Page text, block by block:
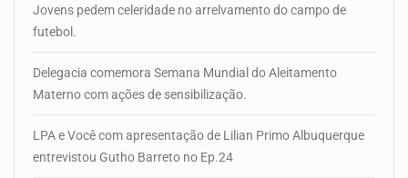
Jovens pedem celeridade no arrelvamento do campo de
futebol.
Delegacia comemora Semana Mundial do Aleitamento
Materno com ações de sensibilização.
LPA e Você com apresentação de Lilian Primo Albuquerque
entrevistou Gutho Barreto no Ep.24